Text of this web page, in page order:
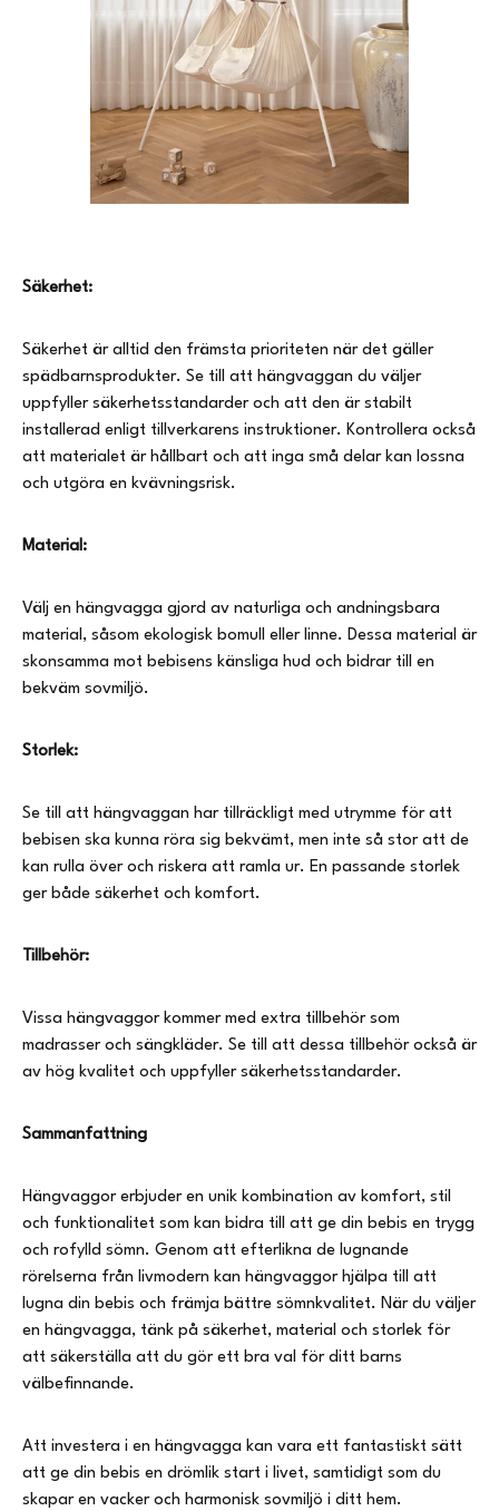
Säkerhet:
Säkerhet är alltid den främsta prioriteten när det gäller
spädbarnsprodukter. Se till att hängvaggan du väljer
uppfyller säkerhetsstandarder och att den är stabilt
installerad enligt tillverkarens instruktioner. Kontrollera också
att materialet är hållbart och att inga små delar kan lossna
och utgöra en kvävningsrisk.
Material:
Välj en hängvagga gjord av naturliga och andningsbara
material, såsom ekologisk bomull eller linne. Dessa material är
skonsamma mot bebisens känsliga hud och bidrar till en
bekväm sovmiljö.
Storlek:
Se till att hängvaggan har tillräckligt med utrymme för att
bebisen ska kunna röra sig bekvämt, men inte så stor att de
kan rulla över och riskera att ramla ur. En passande storlek
ger både säkerhet och komfort.
Tillbehör:
Vissa hängvaggor kommer med extra tillbehör som
madrasser och sängkläder. Se till att dessa tillbehör också är
av hög kvalitet och uppfyller säkerhetsstandarder.
Sammanfattning
Hängvaggor erbjuder en unik kombination av komfort, stil
och funktionalitet som kan bidra till att ge din bebis en trygg
och rofylld sömn. Genom att efterlikna de lugnande
rörelserna från livmodern kan hängvaggor hjälpa till att
lugna din bebis och främja bättre sömnkvalitet. När du väljer
en hängvagga, tänk på säkerhet, material och storlek för
att säkerställa att du gör ett bra val för ditt barns
välbefinnande.
Att investera i en hängvagga kan vara ett fantastiskt sätt
att ge din bebis en drömlik start i livet, samtidigt som du
skapar en vacker och harmonisk sovmiljö i ditt hem.